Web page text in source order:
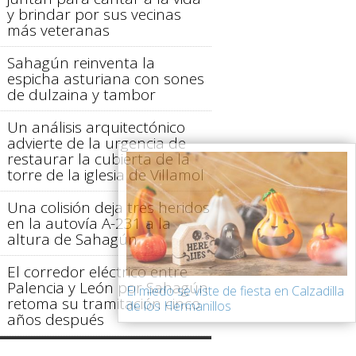
y brindar por sus vecinas
más veteranas
Sahagún reinventa la
espicha asturiana con sones
de dulzaina y tambor
Un análisis arquitectónico
advierte de la urgencia de
restaurar la cubierta de la
torre de la iglesia de Villamol
Una colisión deja tres heridos
en la autovía A-231 a la
altura de Sahagún
El corredor eléctrico entre
Palencia y León por Sahagún
retoma su tramitación cinco
años después
El miedo se viste de fiesta en Calzadilla
de los Hermanillos